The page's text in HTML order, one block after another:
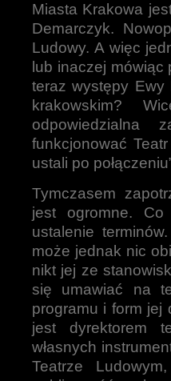
Miasta Krakowa
Demarczyk.
Ludowy. A więc
lub inaczej mówiąc
teraz występy Ewy
krakowskim?
funkcjonować
ustali po
Tymczasem
jest ogromne.
ustalenie
może jednak nic
nikt jej ze
się umawiać na
programu i form jej
jest dyrektorem
własnych
Teatrze